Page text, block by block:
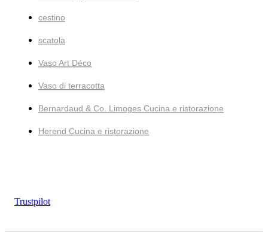
cestino
scatola
Vaso Art Déco
Vaso di terracotta
Bernardaud & Co. Limoges Cucina e ristorazione
Herend Cucina e ristorazione
Trustpilot